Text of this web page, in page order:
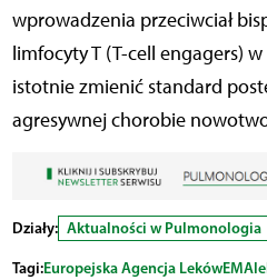
wprowadzenia przeciwciał
limfocyty T (T-cell engagers) w
istotnie zmienić standard
agresywnej chorobie
Działy: Aktualności w Pulmonologia
Tagi:Europejska Agencja LekówEMA